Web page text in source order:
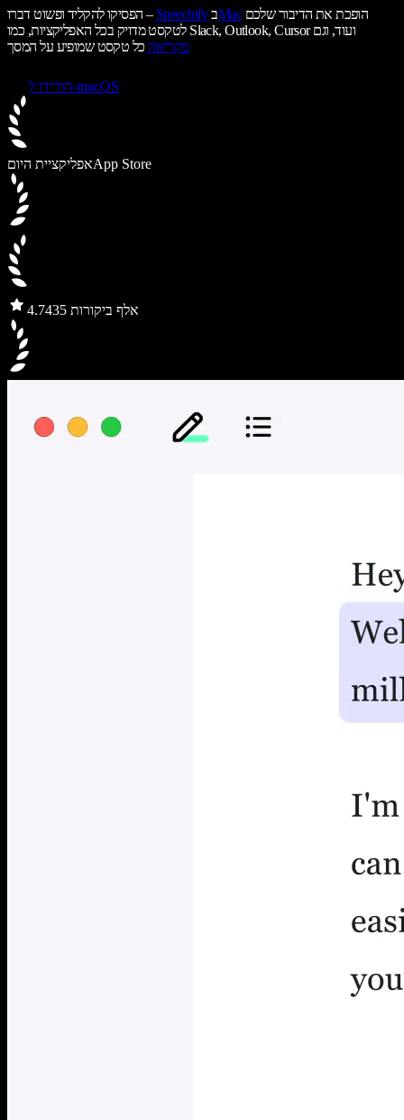
הפסיקו להקליד ופשוט דברו – Speechify בMacהופכת את הדיבור שלכם
לטקסט מדויק בכל האפליקציות, כמו Slack, Outlook, Cursor ועוד, וגם
מקריאהכל טקסט שמופיע על המסך
הורידו ל-macOS
אפליקציית היוםApp Store
4.7 435 אלף ביקורות